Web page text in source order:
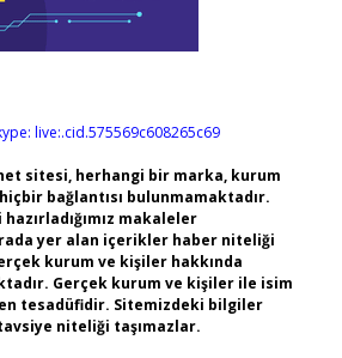
live:.cid.575569c608265c69
sitesi, herhangi bir marka, kurum
bağlantısı bulunmamaktadır.
makaleler
yer alan içerikler haber niteliği
kurum ve kişiler hakkında
Gerçek kurum ve kişiler ile isim
tesadüfidir. Sitemizdeki bilgiler
niteliği taşımazlar.